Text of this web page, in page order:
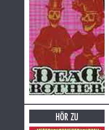
HÖR ZU